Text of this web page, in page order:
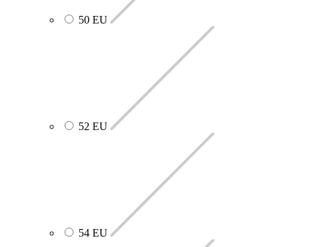
50 EU
52 EU
54 EU